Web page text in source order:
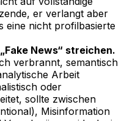
er verlangt aber
eine nicht profilbasierte
News“ streichen.
verbrannt, semantisch
Arbeit
oder
sollte zwischen
Misinformation